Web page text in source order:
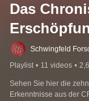
Das
Auslöser,
Schwingfeld
Playlist • 11 videos •
Sehen Sie hier die
Erkenntnisse aus der